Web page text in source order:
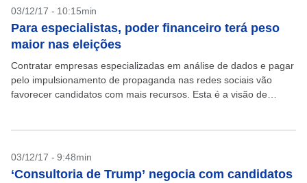
03/12/17 - 10:15min
Para especialistas, poder financeiro terá peso
maior nas eleições
Contratar empresas especializadas em análise de dados e pagar
pelo impulsionamento de propaganda nas redes sociais vão
favorecer candidatos com mais recursos. Esta é a visão de
03/12/17 - 9:48min
‘Consultoria de Trump’ negocia com candidatos